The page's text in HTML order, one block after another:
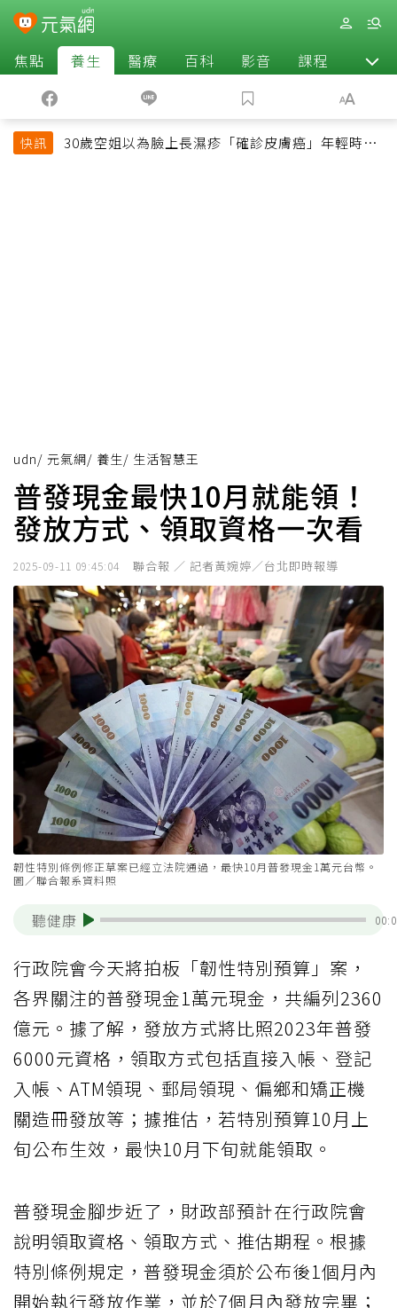
焦點 養生 醫療 百科 影音 課程 退休
快訊
30歲空姐以為臉上長濕疹「確診皮膚癌」年輕時一
udn/ 元氣網/ 養生/ 生活智慧王
普發現金最快10月就能領！
發放方式、領取資格一次看
2025-09-11 09:45:04 聯合報 ／ 記者黃婉婷／台北即時報導
韌性特別條例修正草案已經立法院通過，最快10月普發現金1萬元台幣。
圖／聯合報系資料照
聽健康
行政院會今天將拍板「韌性特別預算」案，
各界關注的普發現金1萬元現金，共編列2360
億元。據了解，發放方式將比照2023年普發
6000元資格，領取方式包括直接入帳、登記
入帳、ATM領現、郵局領現、偏鄉和矯正機
關造冊發放等；據推估，若特別預算10月上
旬公布生效，最快10月下旬就能領取。
普發現金腳步近了，財政部預計在行政院會
說明領取資格、領取方式、推估期程。根據
特別條例規定，普發現金須於公布後1個月內
開始執行發放作業，並於7個月內發放完畢；